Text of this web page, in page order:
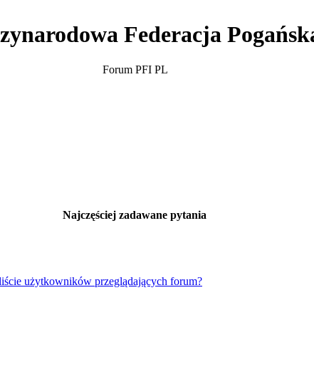
Federacja
Forum PFI PL
Najczęściej zadawane pytania
użytkowników przeglądających forum?